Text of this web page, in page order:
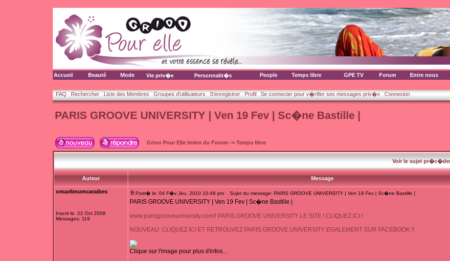
Accueil Beauté Mode Vie priv�e Personnalit�s People Temps libre GPE TV Forum Entre nous
FAQ Rechercher Liste des Membres Groupes d'utilisateurs S'enregistrer Profil Se connecter pour v�rifier ses messages priv�s Connexion
PARIS GROOVE UNIVERSITY | Ven 19 Fev | Sc�ne Bastille |
Grioo Pour Elle Index du Forum -> Temps libre
Voir le sujet
Auteur Message
omax6mumcaraibes
Inscrit le: 22 Oct 2008
Messages: 119
Post� le: 04 F�v Jeu, 2010 10:49 pm Sujet du message: PARIS GROOVE UNIVERSITY | Ven 19 Fev | Sc�ne Bastille |
PARIS GROOVE UNIVERSITY | Ven 19 Fev | Sc�ne Bastille |
www.parisgrooveuniversity.com!! PARIS GROOVE UNIVERSITY LE SITE ! CLIQUEZ ICI !
NOUVEAU: CLIQUEZ ICI ET RETROUVEZ PARIS GROOVE UNIVERSITY EGALEMENT SUR FACEBOOK !!
Clique sur l'image pour plus d'infos...